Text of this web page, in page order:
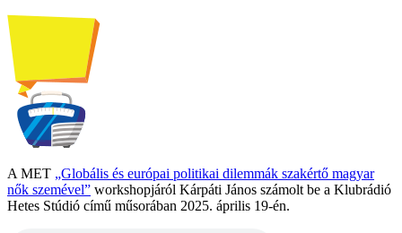
A MET „Globális és európai politikai dilemmák szakértő magyar
nők szemével” workshopjáról Kárpáti János számolt be a Klubrádió
Hetes Stúdió című műsorában 2025. április 19-én.